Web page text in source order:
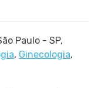
Paulo - SP,
, Ginecologia,